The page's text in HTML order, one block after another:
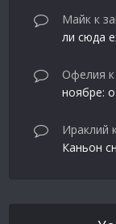
Майк к
ли сюда
Офелия
ноябре:
Ираклий
Каньон